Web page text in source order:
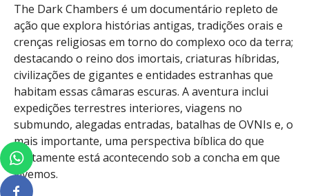
The Dark Chambers é um documentário repleto de
ação que explora histórias antigas, tradições orais e
crenças religiosas em torno do complexo oco da terra;
destacando o reino dos imortais, criaturas híbridas,
civilizações de gigantes e entidades estranhas que
habitam essas câmaras escuras. A aventura inclui
expedições terrestres interiores, viagens no
submundo, alegadas entradas, batalhas de OVNIs e, o
mais importante, uma perspectiva bíblica do que
exatamente está acontecendo sob a concha em que
vivemos.